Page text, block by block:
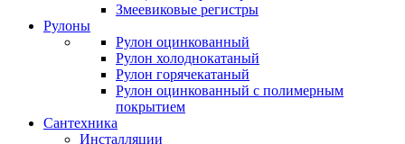
Змеевиковые регистры
Рулоны
Рулон оцинкованный
Рулон холоднокатаный
Рулон горячекатаный
Рулон оцинкованный с полимерным
покрытием
Сантехника
Инсталляции